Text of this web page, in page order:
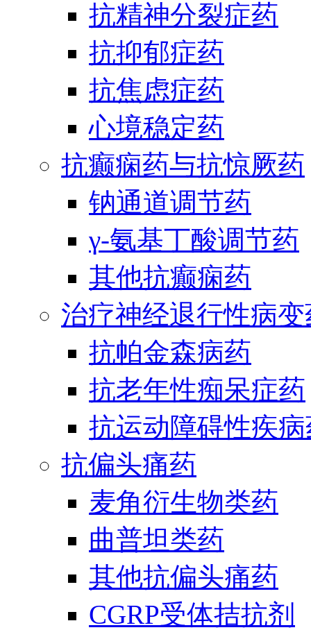
抗精神分裂症药
抗抑郁症药
抗焦虑症药
心境稳定药
抗癫痫药与抗惊厥药
钠通道调节药
γ-氨基丁酸调节药
其他抗癫痫药
治疗神经退行性病
抗帕金森病药
抗老年性痴呆症药
抗运动障碍性疾
抗偏头痛药
麦角衍生物类药
曲普坦类药
其他抗偏头痛药
CGRP受体拮抗剂